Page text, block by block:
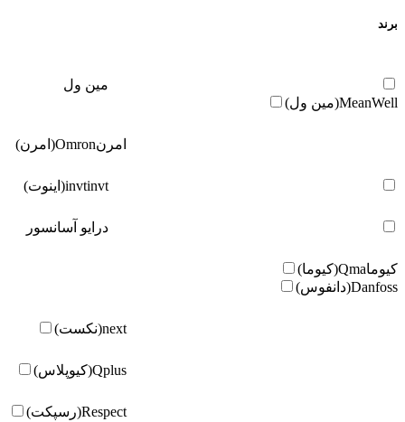
برند
مین ول
MeanWell(مین ول)
امرنOmron(امرن)
invtinvt(اینوت)
درایو آسانسور
کیوماQma(کیوما)
Danfoss(دانفوس)
next(نکست)
Qplus(کیوپلاس)
Respect(رسپکت)